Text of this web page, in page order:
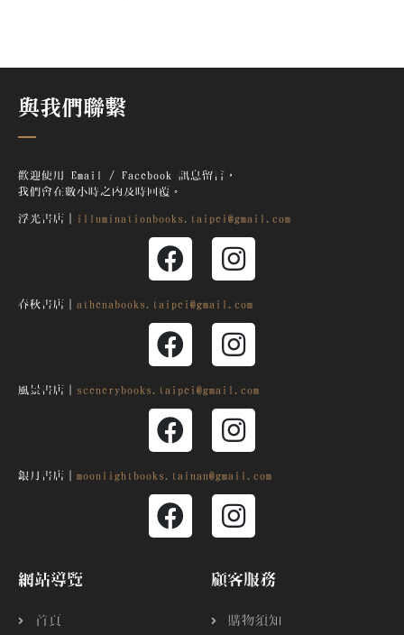
與我們聯繫
歡迎使用 Email / Facebook 訊息留言，
我們會在數小時之內及時回覆。
浮光書店｜ illuminationbooks.taipei@gmail.com
春秋書店｜ athenabooks.taipei@gmail.com
風景書店｜ scenerybooks.taipei@gmail.com
銀月 書店｜ moonlightbooks.tainan@gmail.com
網站導覽
首頁
顧客服務
購物須知